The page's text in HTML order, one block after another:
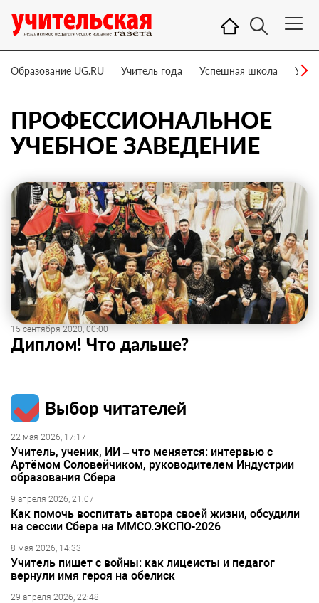
Образование UG.RU Учитель года Успешная школа
ПРОФЕССИОНАЛЬНОЕ
УЧЕБНОЕ ЗАВЕДЕНИЕ
15 сентября 2020, 00:00
Диплом! Что дальше?
Выбор читателей
22 мая 2026, 17:17
Учитель, ученик, ИИ – что меняется: интервью с
Артёмом Соловейчиком, руководителем Индустрии
образования Сбера
9 апреля 2026, 21:07
Как помочь воспитать автора своей жизни, обсудили
на сессии Сбера на ММСО.ЭКСПО-2026
8 мая 2026, 14:33
Учитель пишет с войны: как лицеисты и педагог
вернули имя героя на обелиск
29 апреля 2026, 22:48